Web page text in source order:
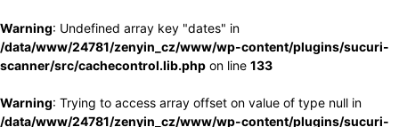
Warning: Undefined array key "dates" in
/data/www/24781/zenyin_cz/www/wp-content/plugins/sucuri-
scanner/src/cachecontrol.lib.php on line 133
Warning: Trying to access array offset on value of type null in
/data/www/24781/zenyin_cz/www/wp-content/plugins/sucuri-